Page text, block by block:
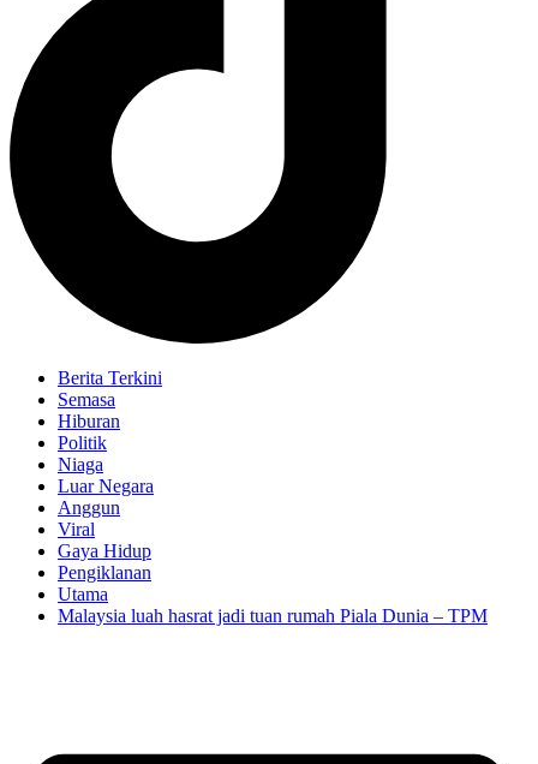
Berita Terkini
Semasa
Hiburan
Politik
Niaga
Luar Negara
Anggun
Viral
Gaya Hidup
Pengiklanan
Utama
Malaysia luah hasrat jadi tuan rumah Piala Dunia – TPM